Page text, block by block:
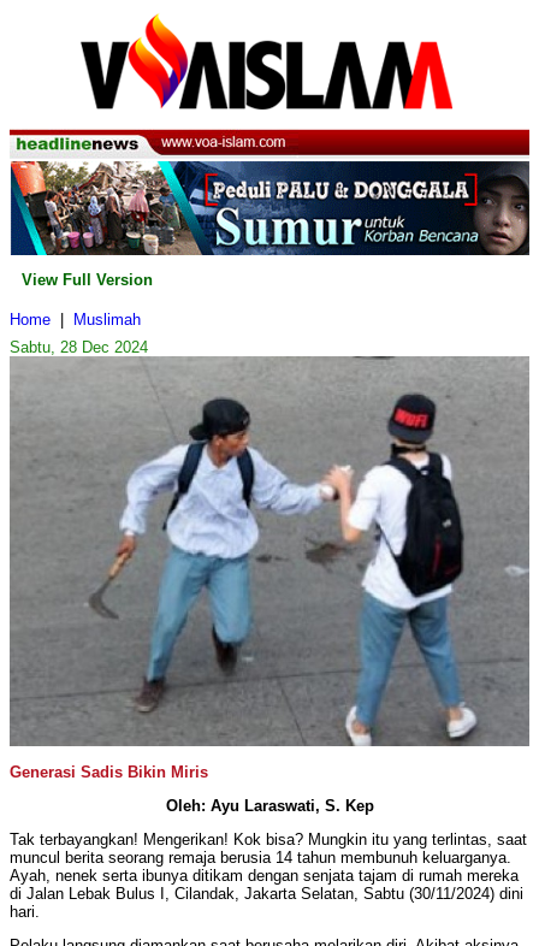
View Full Version
Home
Muslimah
Sabtu, 28 Dec 2024
Generasi Sadis Bikin Miris
Oleh: Ayu Laraswati, S. Kep
Tak terbayangkan! Mengerikan! Kok bisa? Mungkin itu yang terlintas, saat
muncul berita seorang remaja berusia 14 tahun membunuh keluarganya.
Ayah, nenek serta ibunya ditikam dengan senjata tajam di rumah mereka
di Jalan Lebak Bulus I, Cilandak, Jakarta Selatan, Sabtu (30/11/2024) dini
hari.